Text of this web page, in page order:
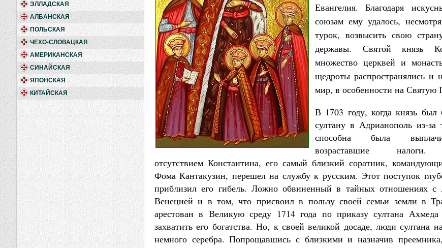
ЭЛЛАДСКАЯ
АЛБАНСКАЯ
ПОЛЬСКАЯ
ЧЕХО-СЛОВАЦКАЯ
АМЕРИКАНСКАЯ
СИНАЙСКАЯ
ЯПОНСКАЯ
КИТАЙСКАЯ
Евангелия. Благодаря
союзам ему удалось,
турок, возвысить свою
державы. Святой князь
множество церквей и
щедроты распространялись и
мир, в особенности на Святую
В 1703 году, когда князь был
султану в Адрианополь из-
способна была
возраставшие налоги.
отсутствием Константина, его самый близкий соратник,
Фома Кантакузин, перешел на службу к русским. Этот поступок
приблизил его гибель. Ложно обвиненный в тайных отношениях с
Венецией и в том, что присвоил в пользу своей семьи земли в
арестован в Великую среду 1714 года по приказу султана
захватить его богатства. Но, к своей великой досаде, люди султана
немного серебра. Попрощавшись с близкими и назначив